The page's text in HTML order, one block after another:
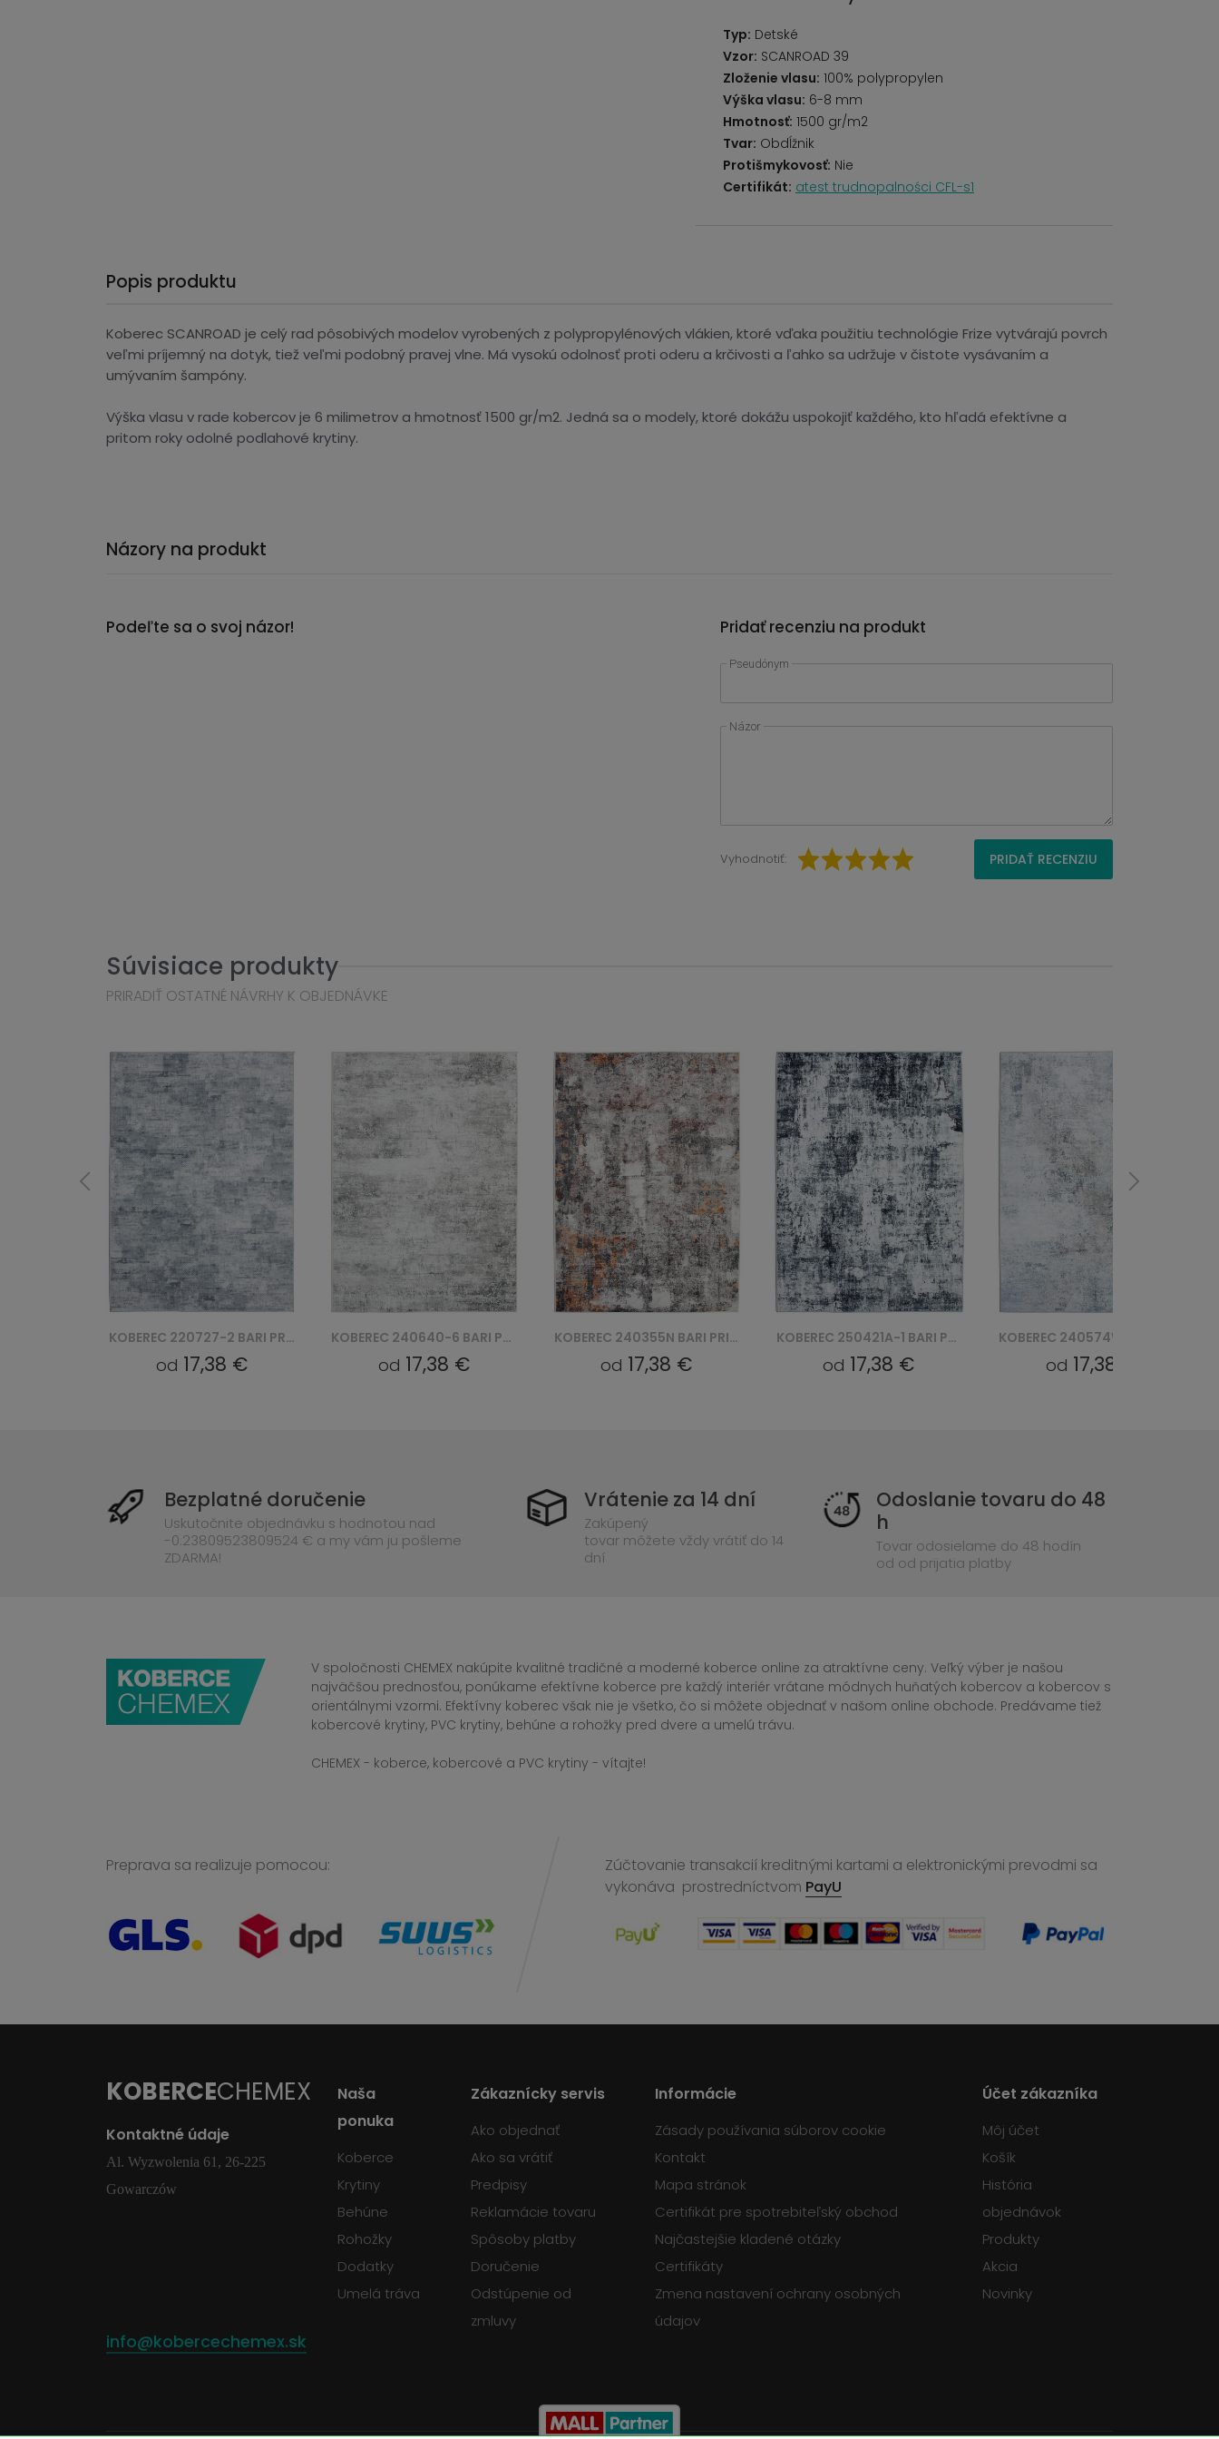
Typ: Detské
Vzor: SCANROAD 39
Zloženie vlasu: 100% polypropylen
Výška vlasu: 6-8 mm
Hmotnosť: 1500 gr/m2
Tvar: Obdĺžnik
Protišmykovosť: Nie
Certifikát: atest trudnopalności CFL-s1
Popis produktu
Koberec SCANROAD je celý rad pôsobivých modelov vyrobených z polypropylénových vlákien, ktoré vďaka použitiu technológie Frize vytvárajú povrch
veľmi príjemný na dotyk, tiež veľmi podobný pravej vlne. Má vysokú odolnosť proti oderu a krčivosti a ľahko sa udržuje v čistote vysávaním a
umývaním šampóny.
Výška vlasu v rade kobercov je 6 milimetrov a hmotnosť 1500 gr/m2. Jedná sa o modely, ktoré dokážu uspokojiť každého, kto hľadá efektívne a
pritom roky odolné podlahové krytiny.
Názory na produkt
Podeľte sa o svoj názor! Pridať recenziu na produkt
Pseudónym
Názor
Vyhodnotiť: PRIDAŤ RECENZIU
Súvisiace produkty
PRIRADIŤ OSTATNÉ NÁVRHY K OBJEDNÁVKE
KOBEREC 220727-2 BARI PRINT (D)
od 17,38 €
KOBEREC 240640-6 BARI PRINT
od 17,38 €
KOBEREC 240355N BARI PRINT
od 17,38 €
KOBEREC 250421A-1 BARI PRINT
od 17,38 € od 17,38 €
Bezplatné doručenie
Uskutočnite objednávku s hodnotou nad
-0.23809523809524 € a my vám ju pošleme
ZDARMA!
Vrátenie za 14 dní
Zakúpený
tovar môžete vždy vrátiť do 14
dní
Odoslanie tovaru do 48
h
Tovar odosielame do 48 hodín
od od prijatia platby
V spoločnosti CHEMEX nakúpite kvalitné tradičné a moderné koberce online za atraktívne ceny. Veľký výber je našou
najväčšou prednosťou, ponúkame efektívne koberce pre každý interiér vrátane módnych huňatých kobercov a kobercov s
orientálnymi vzormi. Efektívny koberec však nie je všetko, čo si môžete objednať v našom online obchode. Predávame tiež
kobercové krytiny, PVC krytiny, behúne a rohožky pred dvere a umelú trávu.
CHEMEX - koberce, kobercové a PVC krytiny - vítajte!
Preprava sa realizuje pomocou:
Zúčtovanie transakcií kreditnými kartami a elektronickými prevodmi sa
vykonáva prostredníctvom PayU
KOBERCECHEMEX
Kontaktné údaje
Al. Wyzwolenia 61, 26-225
Gowarczów
info@kobercechemex.sk
Naša
ponuka
Koberce
Krytiny
Behúne
Rohožky
Dodatky
Umelá tráva
Zákaznícky servis
Ako objednať
Ako sa vrátiť
Predpisy
Reklamácie tovaru
Spôsoby platby
Doručenie
Odstúpenie od
zmluvy
Informácie
Zásady používania súborov cookie
Kontakt
Mapa stránok
Certifikát pre spotrebiteľský obchod
Najčastejšie kladené otázky
Certifikáty
Zmena nastavení ochrany osobných
údajov
Účet zákazníka
Môj účet
Košík
História
objednávok
Produkty
Akcia
Novinky